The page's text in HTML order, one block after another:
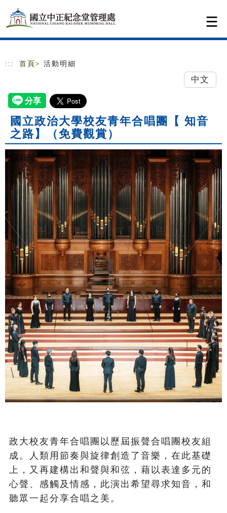
跳到主要內容
網站導覽
::: 首頁 > 活動明細
中文
國立政治大學校友青年合唱團【 知音
之路】（免費觀賞）
政大校友青年合唱團以歷屆振聲合唱團校友組
成。人類用節奏與旋律創造了音樂，在此基礎
上，又再建構出和聲與和弦，藉以表達多元的
心聲、感觸及情感，此演出希望尋求知音，和
聽眾一起分享合唱之美。